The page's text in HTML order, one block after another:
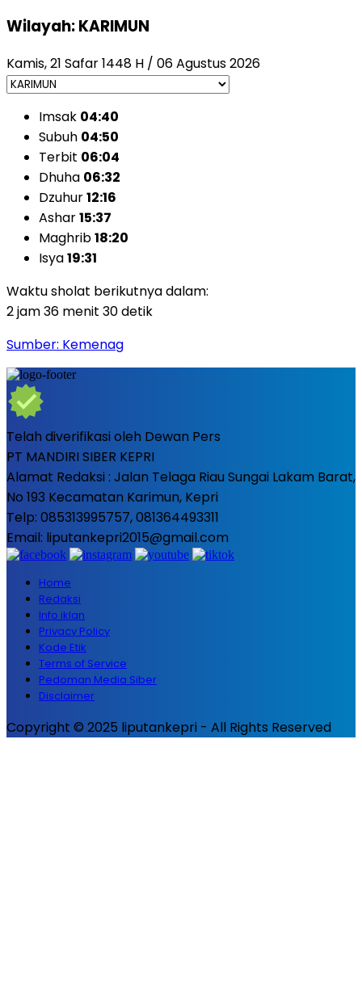
Wilayah: KARIMUN
Kamis, 21 Safar 1448 H / 06 Agustus 2026
Imsak 04:40
Subuh 04:50
Terbit 06:04
Dhuha 06:32
Dzuhur12:16
Ashar15:37
Maghrib18:20
Isya19:31
Waktu sholat berikutnya dalam:
2 jam 36 menit 28 detik
Sumber: Kemenag
Telah diverifikasi oleh Dewan Pers
PT MANDIRI SIBER KEPRI
Alamat Redaksi : Jalan Telaga Riau Sungai Lakam Barat,
No 193 Kecamatan Karimun, Kepri
Telp: 085313995757, 081364493311
Email: liputankepri2015@gmail.com
Home
Redaksi
Info iklan
Privacy Policy
Kode Etik
Terms of Service
Pedoman Media Siber
Disclaimer
Copyright © 2025 liputankepri - All Rights Reserved